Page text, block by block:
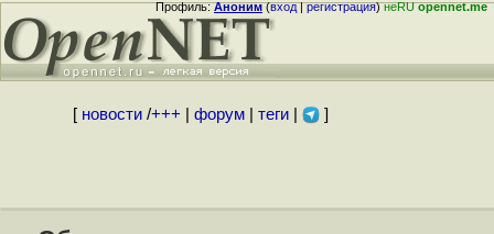
Профиль:Аноним(вход|регистрация)неRUopennet.me
[ новости/+++ форум| теги| ]